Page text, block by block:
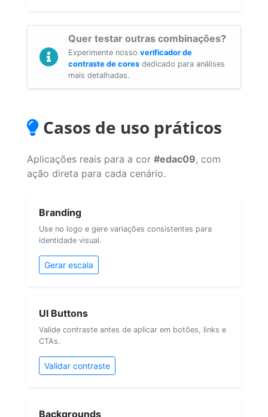
Quer testar outras combinações?
Experimente nosso verificador de
contraste de cores dedicado para análises
mais detalhadas.
Casos de uso práticos
Aplicações reais para a cor #edac09, com
ação direta para cada cenário.
Branding
Use no logo e gere variações consistentes para
identidade visual.
Gerar escala
UI Buttons
Valide contraste antes de aplicar em botões, links e
CTAs.
Validar contraste
Backgrounds